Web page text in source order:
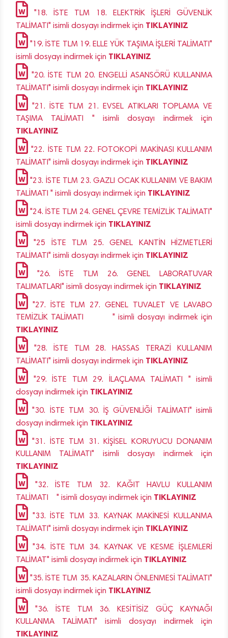
"18. İSTE TLM 18. ELEKTRİK İŞLERİ GÜVENLİK
TALİMATI" isimli dosyayı indirmek için TIKLAYINIZ
"19. İSTE TLM 19. ELLE YÜK TAŞIMA İŞLERİ TALİMATI"
isimli dosyayı indirmek için TIKLAYINIZ
"20. İSTE TLM 20. ENGELLİ ASANSÖRÜ KULLANMA
TALİMATI" isimli dosyayı indirmek için TIKLAYINIZ
"21. İSTE TLM 21. EVSEL ATIKLARI TOPLAMA VE
TAŞIMA TALİMATI " isimli dosyayı indirmek için
TIKLAYINIZ
"22. İSTE TLM 22. FOTOKOPİ MAKİNASI KULLANIM
TALİMATI" isimli dosyayı indirmek için TIKLAYINIZ
"23. İSTE TLM 23. GAZLI OCAK KULLANIM VE BAKIM
TALİMATI " isimli dosyayı indirmek için TIKLAYINIZ
"24. İSTE TLM 24. GENEL ÇEVRE TEMİZLİK TALİMATI"
isimli dosyayı indirmek için TIKLAYINIZ
"25 İSTE TLM 25. GENEL KANTİN HİZMETLERİ
TALİMATI" isimli dosyayı indirmek için TIKLAYINIZ
"26. İSTE TLM 26. GENEL LABORATUVAR
TALIMATLARI" isimli dosyayı indirmek için TIKLAYINIZ
"27. İSTE TLM 27. GENEL TUVALET VE LAVABO
TEMİZLİK TALİMATI " isimli dosyayı indirmek için
TIKLAYINIZ
"28. İSTE TLM 28. HASSAS TERAZİ KULLANIM
TALİMATI" isimli dosyayı indirmek için TIKLAYINIZ
"29. İSTE TLM 29. İLAÇLAMA TALİMATI " isimli
dosyayı indirmek için TIKLAYINIZ
"30. İSTE TLM 30. İŞ GÜVENLİĞİ TALİMATI" isimli
dosyayı indirmek için TIKLAYINIZ
"31. İSTE TLM 31. KİŞİSEL KORUYUCU DONANIM
KULLANIM TALİMATI" isimli dosyayı indirmek için
TIKLAYINIZ
"32. İSTE TLM 32. KAĞIT HAVLU KULLANIM
TALİMATI " isimli dosyayı indirmek için TIKLAYINIZ
"33. İSTE TLM 33. KAYNAK MAKİNESİ KULLANMA
TALİMATI" isimli dosyayı indirmek için TIKLAYINIZ
"34. İSTE TLM 34. KAYNAK VE KESME İŞLEMLERİ
TALİMAT" isimli dosyayı indirmek için TIKLAYINIZ
"35. İSTE TLM 35. KAZALARIN ÖNLENMESİ TALİMATI"
isimli dosyayı indirmek için TIKLAYINIZ
"36. İSTE TLM 36. KESİTİSİZ GÜÇ KAYNAĞI
KULLANMA TALİMATI" isimli dosyayı indirmek için
TIKLAYINIZ